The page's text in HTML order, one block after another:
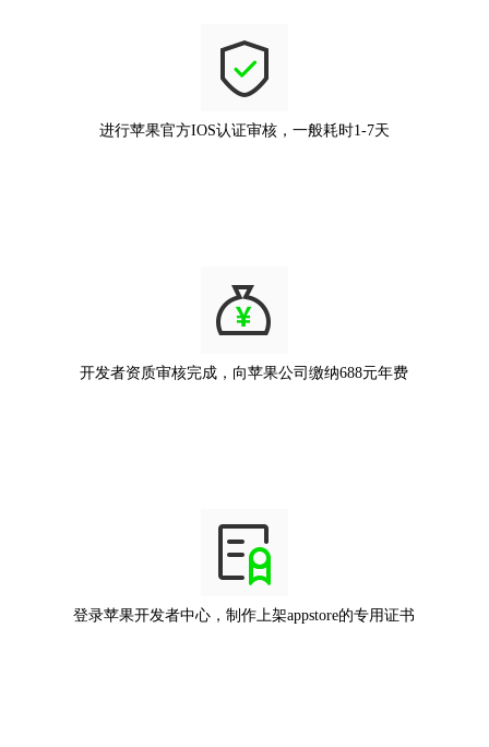
进行苹果官方IOS认证审核，一般耗时1-7天
开发者资质审核完成，向苹果公司缴纳688元年费
登录苹果开发者中心，制作上架appstore的专用证书